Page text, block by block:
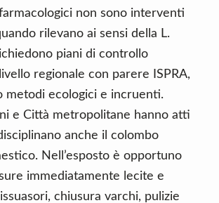
non sono interventi
rilevano ai sensi della L.
piani di controllo
regionale con parere ISPRA,
metodi ecologici e incruenti.
e Città metropolitane hanno atti
anche il colombo
Nell’esposto è opportuno
immediatamente lecite e
chiusura varchi, pulizie